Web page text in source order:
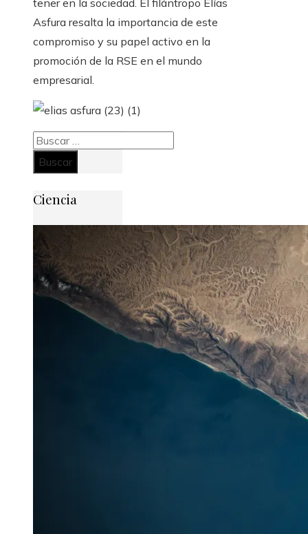
tener en la sociedad. El filántropo Elías
Asfura resalta la importancia de este
compromiso y su papel activo en la
promoción de la RSE en el mundo
empresarial.
Buscar:
Ciencia